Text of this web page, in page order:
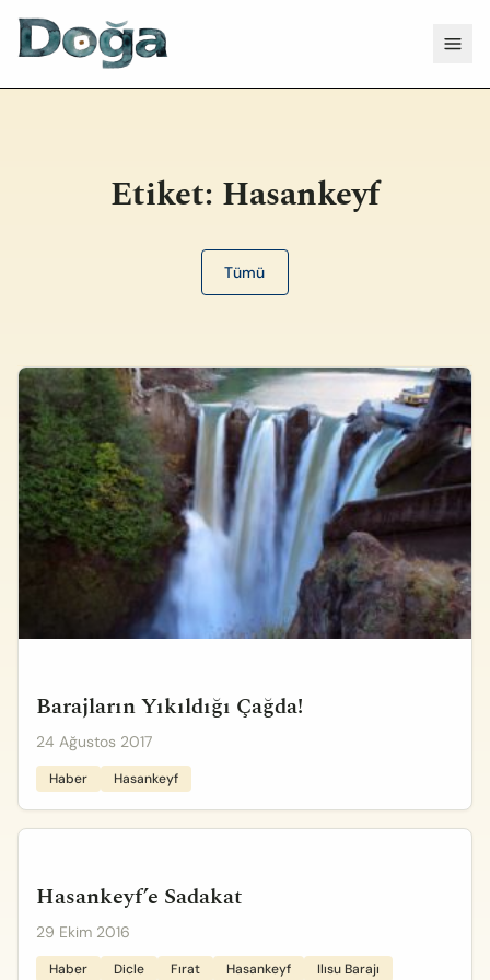
Etiket: Hasankeyf
Tümü
Barajların Yıkıldığı Çağda!
24 Ağustos 2017
Haber Hasankeyf
Hasankeyf’e Sadakat
29 Ekim 2016
Haber Dicle Fırat Hasankeyf Ilısu Barajı